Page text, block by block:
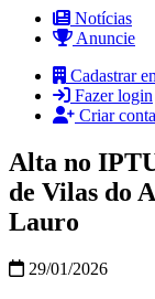
Notícias
Anuncie
Cadastrar
Fazer login
Criar conta
Alta no
de Vilas do
Lauro
29/01/2026